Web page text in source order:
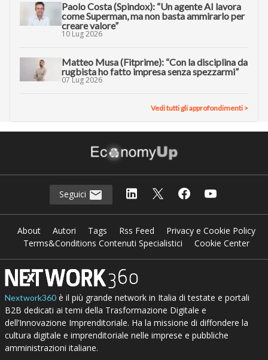
Paolo Costa (Spindox): “Un agente AI lavora
come Superman, ma non basta ammirarlo per
creare valore”
10 Lug 2026
Matteo Musa (Fitprime): “Con la disciplina da
rugbista ho fatto impresa senza spezzarmi”
07 Lug 2026
Vedi tutti gli approfondimenti >
Seguici
About Autori Tags Rss Feed
Privacy e Cookie Policy
Terms&Conditions Contenuti Specialistici
Cookie Center
Nextwork360è il più grande network in Italia di testate e portali
B2B dedicati ai temi della Trasformazione Digitale e
dell’Innovazione Imprenditoriale. Ha la missione di diffondere la
cultura digitale e imprenditoriale nelle imprese e pubbliche
amministrazioni italiane.